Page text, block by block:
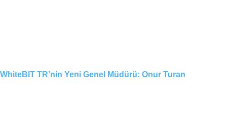
WhiteBIT TR’nin Yeni Genel Müdürü: Onur Turan